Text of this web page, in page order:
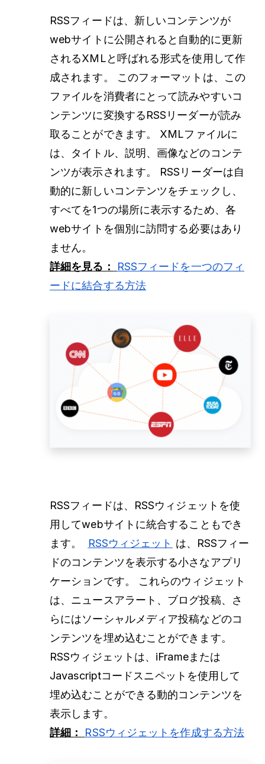
RSSフィードは、新しいコンテンツが
webサイトに公開されると自動的に更新
されるXMLと呼ばれる形式を使用して作
成されます。 このフォーマットは、この
ファイルを消費者にとって読みやすいコ
ンテンツに変換するRSSリーダーが読み
取ることができます。 XMLファイルに
は、タイトル、説明、画像などのコンテ
ンツが表示されます。 RSSリーダーは自
動的に新しいコンテンツをチェックし、
すべてを1つの場所に表示するため、各
webサイトを個別に訪問する必要はあり
ません。
詳細を見る：
RSSフィードを一つのフィ
ードに結合する方法
RSSフィードは、RSSウィジェットを使
用してwebサイトに統合することもでき
ます。
RSSウィジェット は、RSSフィー
ドのコンテンツを表示する小さなアプリ
ケーションです。 これらのウィジェット
は、ニュースアラート、ブログ投稿、さ
らにはソーシャルメディア投稿などのコ
ンテンツを埋め込むことができます。
RSSウィジェットは、iFrameまたは
Javascriptコードスニペットを使用して
埋め込むことができる動的コンテンツを
表示します。
詳細：
RSSウィジェットを作成する方法